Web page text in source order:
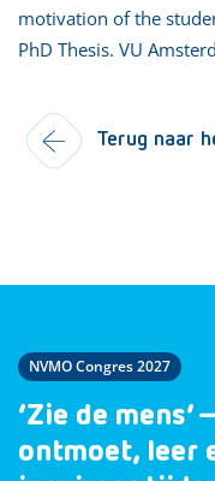
motivation of the
PhD Thesis. VU
Terug naar
NVMO Congres 2027
‘Zie de mens’ –
ontmoet, leer